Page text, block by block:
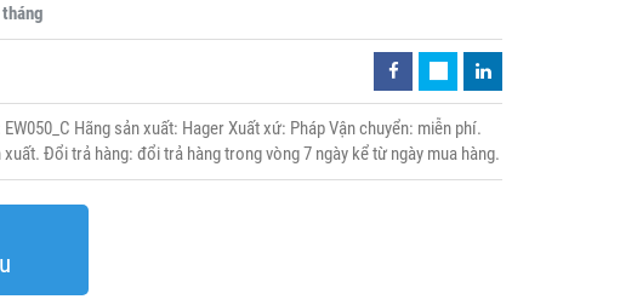
Hãng sản xuất: Hager Xuất xứ: Pháp Vận chuyển: miễn phí.
Đổi trả hàng: đổi trả hàng trong vòng 7 ngày kể từ ngày mua hàng.